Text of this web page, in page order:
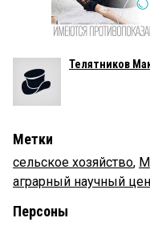
Телятников
Метки
сельское хозяйство,
аграрный научный
Персоны